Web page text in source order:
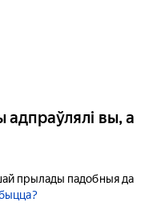
вы, а
прылады падобныя да